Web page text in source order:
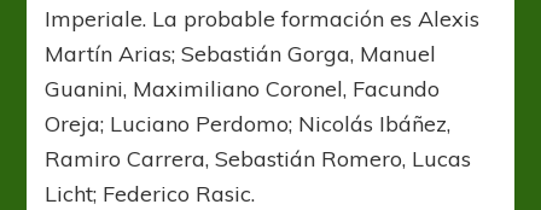
Imperiale. La probable formación es Alexis
Martín Arias; Sebastián Gorga, Manuel
Guanini, Maximiliano Coronel, Facundo
Oreja; Luciano Perdomo; Nicolás Ibáñez,
Ramiro Carrera, Sebastián Romero, Lucas
Licht; Federico Rasic.